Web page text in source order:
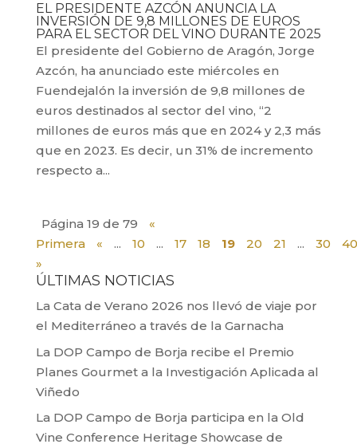
EL PRESIDENTE AZCÓN ANUNCIA LA
INVERSIÓN DE 9,8 MILLONES DE EUROS
PARA EL SECTOR DEL VINO DURANTE 2025
El presidente del Gobierno de Aragón, Jorge
Azcón, ha anunciado este miércoles en
Fuendejalón la inversión de 9,8 millones de
euros destinados al sector del vino, “2
millones de euros más que en 2024 y 2,3 más
que en 2023. Es decir, un 31% de incremento
respecto a...
Página 19 de 79
«
Primera
« ... 10 ... 17 18 19 20 21 ... 30
40
»
ÚLTIMAS NOTICIAS
La Cata de Verano 2026 nos llevó de viaje por
el Mediterráneo a través de la Garnacha
La DOP Campo de Borja recibe el Premio
Planes Gourmet a la Investigación Aplicada al
Viñedo
La DOP Campo de Borja participa en la Old
Vine Conference Heritage Showcase de